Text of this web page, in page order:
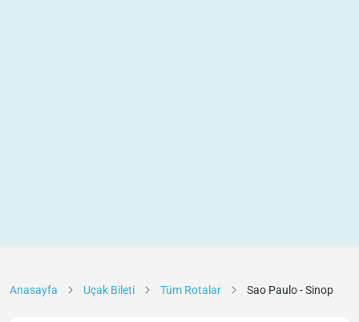
Anasayfa Uçak Bileti Tüm Rotalar Sao Paulo - Sinop